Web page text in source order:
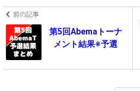
前の記事
第5回Abemaトーナ
メント結果※予選